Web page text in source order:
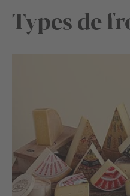
Types de